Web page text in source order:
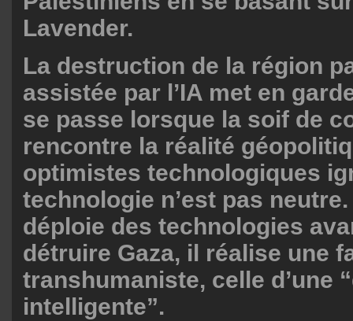
Lavender.
La destruction de la région
assistée par l’IA met en
se passe lorsque la soif de
rencontre la réalité
optimistes technologiques
technologie n’est pas
déploie des technologies
détruire Gaza, il réalise une
transhumaniste, celle d’une
intelligente”.